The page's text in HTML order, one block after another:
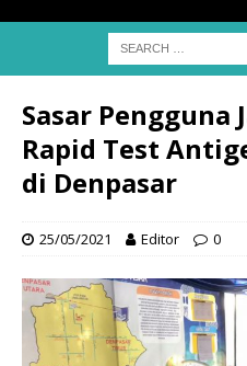
Sasar Pengguna
Rapid Test
di Denpasar
25/05/2021 Editor 0